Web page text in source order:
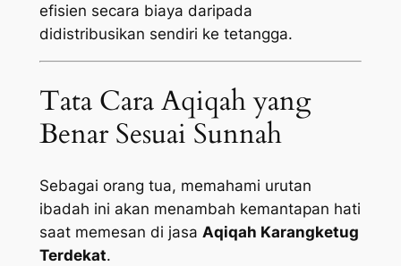
efisien secara biaya daripada
didistribusikan sendiri ke tetangga.
Tata Cara Aqiqah yang
Benar Sesuai Sunnah
Sebagai orang tua, memahami urutan
ibadah ini akan menambah kemantapan hati
saat memesan di jasa Aqiqah Karangketug
Terdekat.